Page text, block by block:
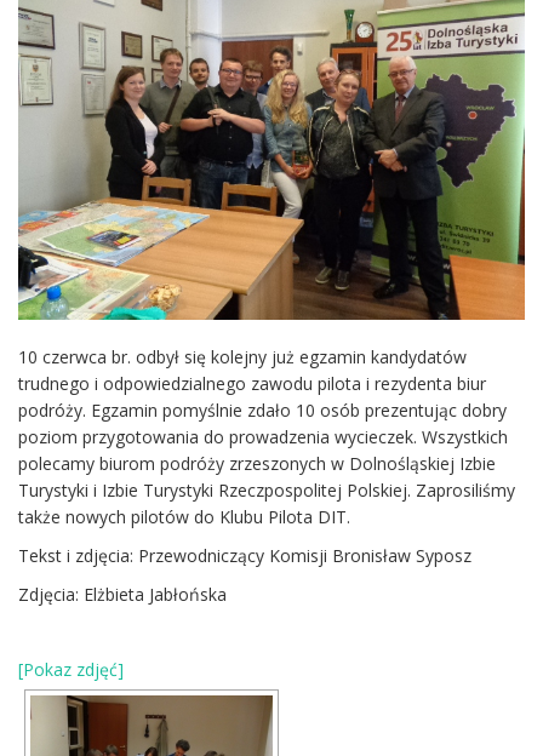
10 czerwca br. odbył się kolejny już egzamin kandydatów
trudnego i odpowiedzialnego zawodu pilota i rezydenta biur
podróży. Egzamin pomyślnie zdało 10 osób prezentując dobry
poziom przygotowania do prowadzenia wycieczek. Wszystkich
polecamy biurom podróży zrzeszonych w Dolnośląskiej Izbie
Turystyki i Izbie Turystyki Rzeczpospolitej Polskiej. Zaprosiliśmy
także nowych pilotów do Klubu Pilota DIT.
Tekst i zdjęcia: Przewodniczący Komisji Bronisław Syposz
Zdjęcia: Elżbieta Jabłońska
[Pokaz zdjęć]